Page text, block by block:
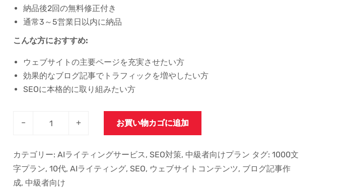
納品後2回の無料修正付き
通常3～5営業日以内に納品
こんな方におすすめ:
ウェブサイトの主要ページを充実させたい方
効果的なブログ記事でトラフィックを増やしたい方
SEOに本格的に取り組みたい方
– + お買い物カゴに追加
カテゴリー: AIライティングサービス, SEO対策, 中級者向けプラン タグ: 1000文
字プラン, 10代, AIライティング, SEO, ウェブサイトコンテンツ, ブログ記事作
成, 中級者向け